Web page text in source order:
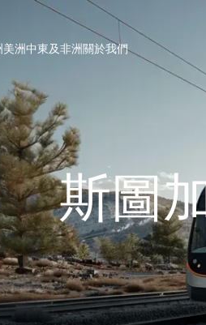
美洲中東及非洲關於我們
斯圖